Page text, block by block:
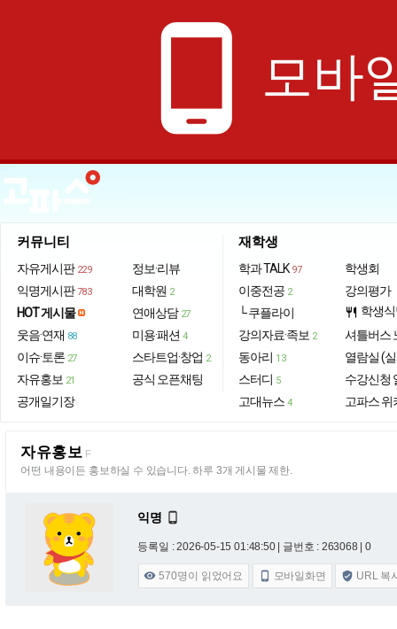
phone_android 모바
커뮤니티
자유게시판 229
익명게시판 783
HOT 게시물
웃음·연재 88
이슈·토론 27
자유홍보 21
공개일기장
정보·리뷰
대학원 2
연애상담 27
미용·패션 4
스타트업·창업 2
공식 오픈채팅
재학생
학과 TALK 97
이중전공 2
└ 쿠플라이
강의자료·족보 2
동아리 13
스터디 5
고대뉴스 4
학생회
강의평가
restaurant 학생
셔틀버스
열람실 (
수강신청
고파스 위
자유홍보 F
어떤 내용이든 홍보하실 수 있습니다. 하루 3개 게시물 제한.
익명 
등록일 : 2026-05-15 01:48:50 | 글번호 : 263068 | 0
 570명이 읽었어요  모바일화면  URL 복